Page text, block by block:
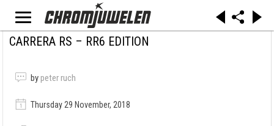
CARRERA RS – RR6 EDITION
by peter ruch
Thursday 29 November, 2018